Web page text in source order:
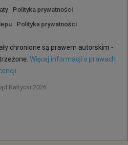
Polityka prywatności
Polityka prywatności
chronione są prawem autorskim -
Więcej informacji o prawach
Bałtycki 2026